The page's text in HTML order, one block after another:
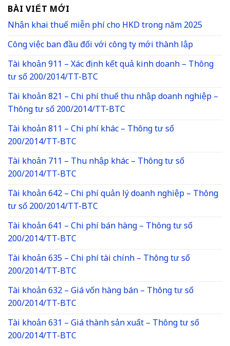
BÀI VIẾT MỚI
Nhận khai thuế miễn phí cho HKD trong năm 2025
Công việc ban đầu đối với công ty mới thành lập
Tài khoản 911 – Xác định kết quả kinh doanh – Thông
tư số 200/2014/TT-BTC
Tài khoản 821 – Chi phí thuế thu nhập doanh nghiệp –
Thông tư số 200/2014/TT-BTC
Tài khoản 811 – Chi phí khác – Thông tư số
200/2014/TT-BTC
Tài khoản 711 – Thu nhập khác – Thông tư số
200/2014/TT-BTC
Tài khoản 642 – Chi phí quản lý doanh nghiệp – Thông
tư số 200/2014/TT-BTC
Tài khoản 641 – Chi phí bán hàng – Thông tư số
200/2014/TT-BTC
Tài khoản 635 – Chi phí tài chính – Thông tư số
200/2014/TT-BTC
Tài khoản 632 – Giá vốn hàng bán – Thông tư số
200/2014/TT-BTC
Tài khoản 631 – Giá thành sản xuất – Thông tư số
200/2014/TT-BTC